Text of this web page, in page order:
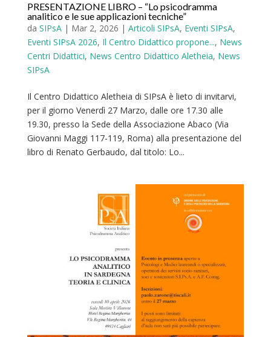
PRESENTAZIONE LIBRO – “Lo psicodramma
analitico e le sue applicazioni tecniche”
da SIPsA| Mar 2, 2026 | Articoli SIPsA, Eventi SIPsA,
Eventi SIPsA 2026, Il Centro Didattico propone..., News
Centri Didattici, News Centro Didattico Aletheia, News
SIPsA
Il Centro Didattico Aletheia di SIPsA è lieto di invitarvi,
per il giorno Venerdì 27 Marzo, dalle ore 17.30 alle
19.30, presso la Sede della Associazione Abaco (Via
Giovanni Maggi 117-119, Roma) alla presentazione del
libro di Renato Gerbaudo, dal titolo: Lo...